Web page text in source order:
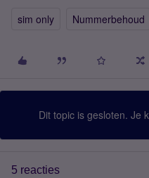
sim only Nummerbehoud
Dit topic is gesloten. Je
5 reacties